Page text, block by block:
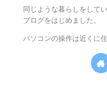
同じような暮らしをして
ブログをはじめました。
パソコンの操作は近くに